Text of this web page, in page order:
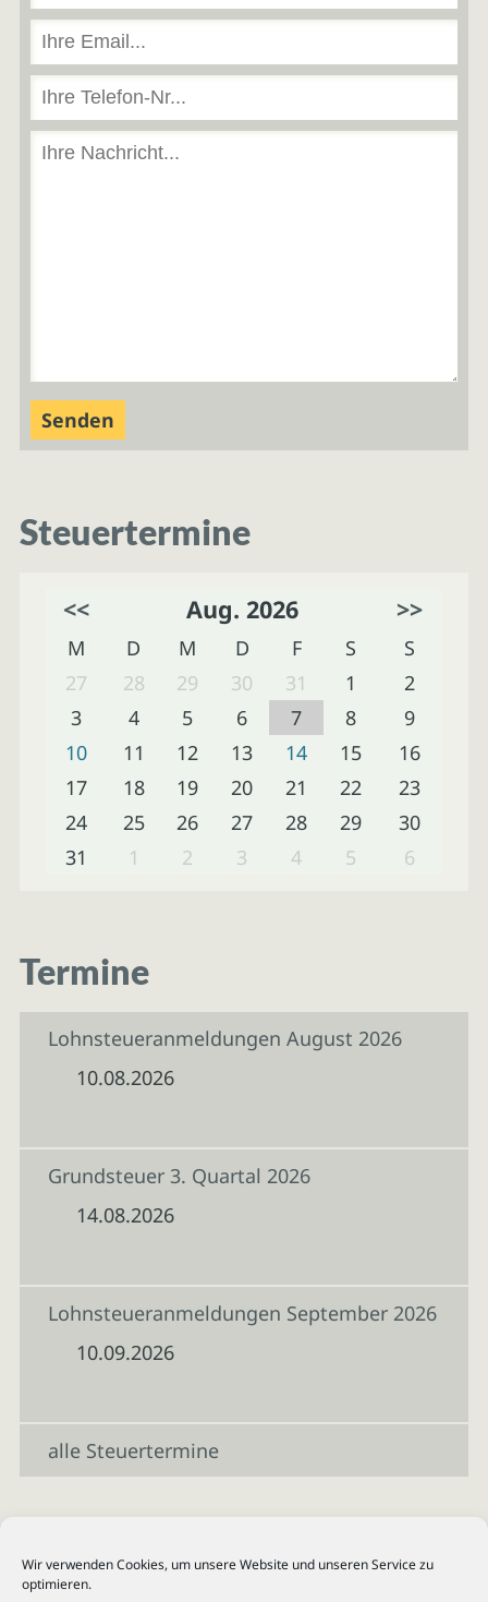
Wir verwenden Cookies, um unsere Website und unseren Service zu
optimieren.
Steuertermine
<< Aug. 2026 >>
M D M D F S
S
27
28 29 30 31 1
2
3
4 5 6 7 8
9
10
11 12 13 14 15
16
17
18 19 20 21 22
23
24
25 26 27 28 29
30
31
1 2 3 4 5 6
Termine
Lohnsteueranmeldungen August 2026
10.08.2026
Grundsteuer 3. Quartal 2026
14.08.2026
Lohnsteueranmeldungen September 2026
10.09.2026
alle Steuertermine